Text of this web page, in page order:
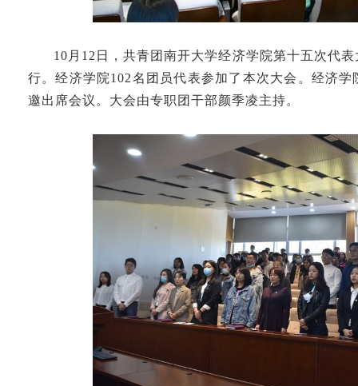
10月12日，共青团南开大学经济学院第十五次代
行。经济学院102名团员代表参加了本次大会。经济
邀出席会议。大会由专职团干部颜季凌主持。